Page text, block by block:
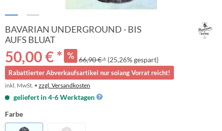
BAVARIAN UNDERGROUND - BIS
AUFS BLUAT
50,00 € * 66,90 € * (25,26% gespart)
Rabattierter Abverkaufsartikel nur solang Vorrat reicht!
inkl. MwSt. • zzgl. Versandkosten
geliefert in 4-6 Werktagen
Farbe